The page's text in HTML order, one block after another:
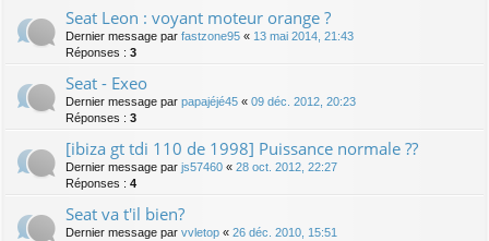
Seat Leon : voyant moteur orange ?
Dernier message par fastzone95 « 13 mai 2014, 21:43
Réponses : 3
Seat - Exeo
Dernier message par papajéjé45 « 09 déc. 2012, 20:23
Réponses : 3
[ibiza gt tdi 110 de 1998] Puissance normale ??
Dernier message par js57460 « 28 oct. 2012, 22:27
Réponses : 4
Seat va t'il bien?
Dernier message par vvletop « 26 déc. 2010, 15:51